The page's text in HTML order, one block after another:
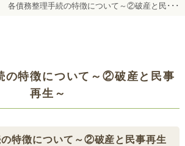
各債務整理手続の特徴について～②破産と民･･･
の特徴について～②破産と民事
再生～
特徴について～②破産と民事再生